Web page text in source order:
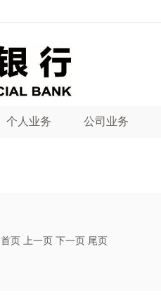
个人业务 公司业务
首页 上一页 下一页 尾页